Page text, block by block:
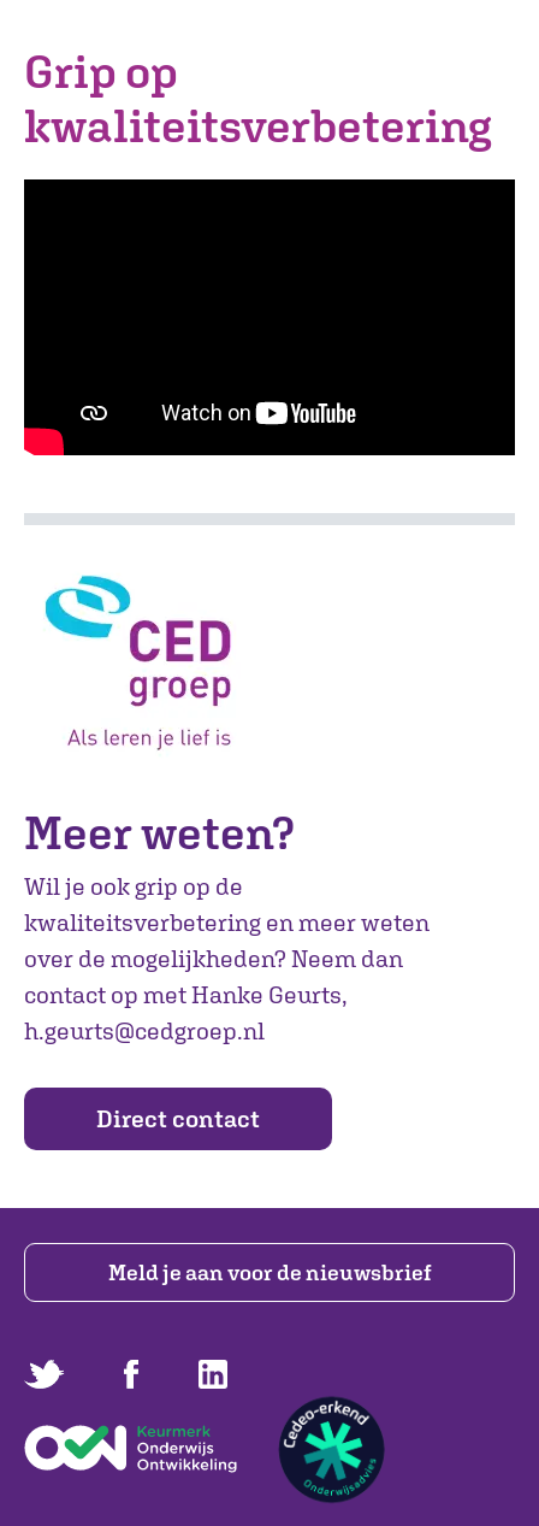
Grip op
kwaliteitsverbetering
Meer weten?
Wil je ook grip op de
kwaliteitsverbetering en meer weten
over de mogelijkheden? Neem dan
contact op met Hanke Geurts,
h.geurts@cedgroep.nl
Direct contact
Meld je aan voor de nieuwsbrief